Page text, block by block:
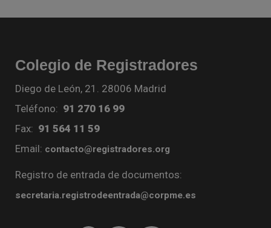
Colegio de Registradores
Diego de León, 21. 28006 Madrid
Teléfono: 91 270 16 99
Fax: 91 564 11 59
Email: contacto@registradores.org
Registro de entrada de documentos:
secretaria.registrodeentrada@corpme.es